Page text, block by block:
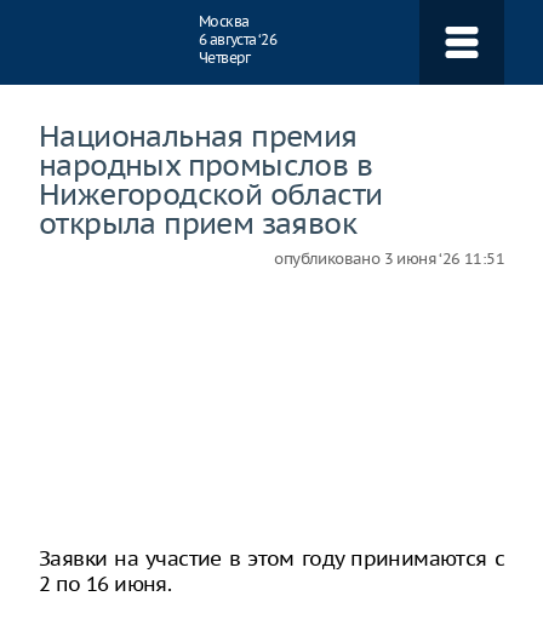
Москва
6 августа ‘26
Четверг
Национальная премия
народных промыслов в
Нижегородской области
открыла прием заявок
опубликовано 3 июня ‘26 11:51
Заявки на участие в этом году принимаются с
2 по 16 июня.